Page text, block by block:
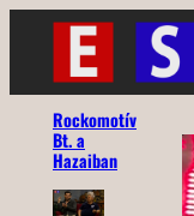
Ugrás
tartalomhoz
Rockomotív
Bt. a
Hazaiban